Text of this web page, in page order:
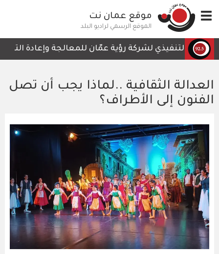
إلى
المحتوى
الرئيسي
Toggle
navigation
موقع عمان نت
الموقع الرسمي لراديو البلد
التنفيذي لشركة رؤية عمّان للمعالجة وإعادة التدوير،
العدالة الثقافية ..لماذا يجب أن تصل
الفنون إلى الأطراف؟